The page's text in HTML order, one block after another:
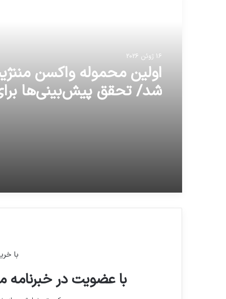
16 ژوئن 2026
بارش باران در ۵ استان
با
با عضویت در خبرنامه